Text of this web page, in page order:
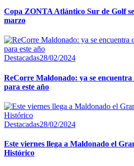
Copa ZONTA Atlántico Sur de Golf
marzo
Destacadas28/02/2024
ReCorre Maldonado: ya se
para este año
Destacadas28/02/2024
Este viernes llega a Maldonado el
Histórico